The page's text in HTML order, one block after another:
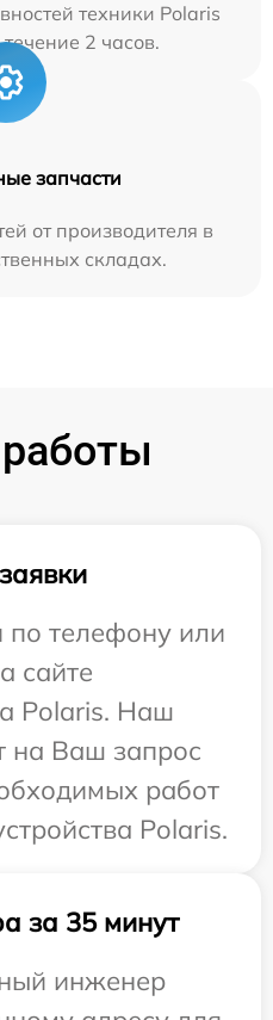
техники Polaris
2 часов.
запчасти
от производителя в
складах.
по телефону или
сайте
Polaris. Наш
на Ваш запрос
работ
Polaris.
за 35 минут
инженер